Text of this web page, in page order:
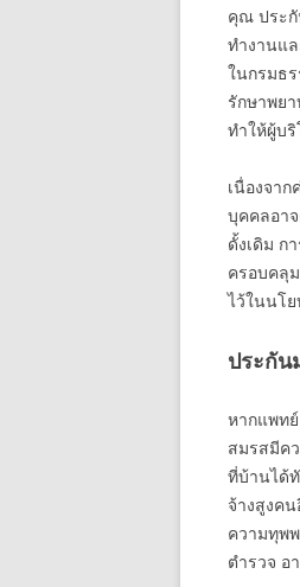
คุณ ประกั
ทำงานแ
ในกรมธ
รักษาพย
ทำให้ผู้บ
เนื่องจา
บุคคลอา
ดั้งเดิม ก
ครอบคลุ
ไว้ในนโย
ประกัน
หากแพท
สมรสมีค
ที่บ้านได้
จ้างสูงค
ความทุพ
ตำรวจ อ